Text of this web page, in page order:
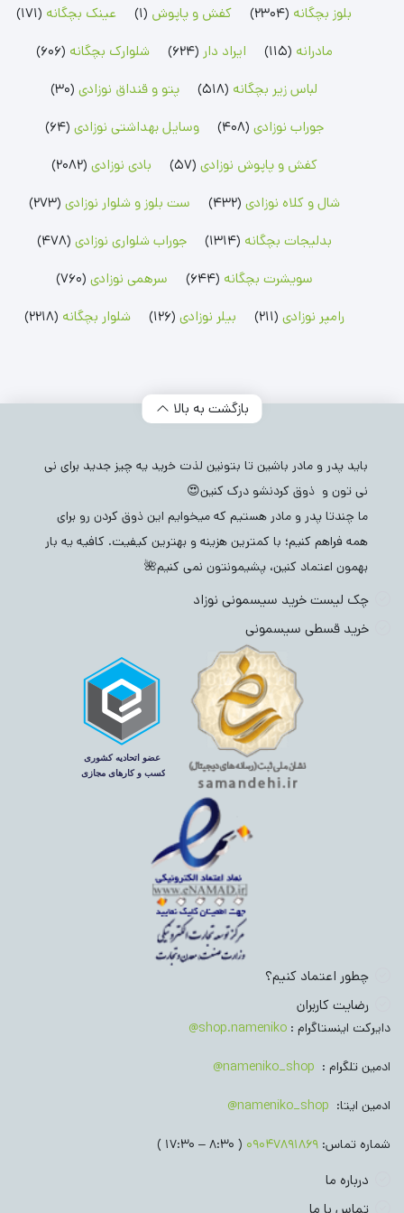
سرهمی پسرانه سرهمی دخترانه سرهمی لیندکس
شلوار پسرانه
سویشرت پسرانه سویشرت دخترانه
رامپر پسرانه
ست بلوز شلوار پسرانه ست بلوز شلوار دخترانه
جوراب پسرانه
بلوز بچگانه (2304) کفش و پاپوش (1) عینک بچگانه (171)
مادرانه (115) ایراد دار (624) شلوارک بچگانه (606)
لباس زیر بچگانه (518) پتو و قنداق نوزادی (30)
جوراب نوزادی (408) وسایل بهداشتی نوزادی (64)
کفش و پاپوش نوزادی (57) بادی نوزادی (2082)
شال و کلاه نوزادی (432) ست بلوز و شلوار نوزادی (273)
بدلیجات بچگانه (1314) جوراب شلواری نوزادی (478)
سویشرت بچگانه (644) سرهمی نوزادی (760)
رامپر نوزادی (211) بیلر نوزادی (126) شلوار بچگانه (2218)
بازگشت به بالا
باید پدر و مادر باشین تا بتونین لذت خرید یه چیز جدید برای نی
نی تون و ذوق کردنشو درک کنین😍
ما چندتا پدر و مادر هستیم که میخوایم این ذوق کردن رو برای
همه فراهم کنیم؛ با کمترین هزینه و بهترین کیفیت. کافیه یه بار
بهمون اعتماد کنین، پشیمونتون نمی کنیم🌺
چک لیست خرید سیسمونی نوزاد
خرید قسطی سیسمونی
چطور اعتماد کنیم؟
رضایت کاربران
دایرکت اینستاگرام : shop.nameniko@
ادمین تلگرام : nameniko_shop@
ادمین ایتا: nameniko_shop@
شماره تماس: 09047891869
( 8:30 – 17:30 )
درباره ما
تماس با ما